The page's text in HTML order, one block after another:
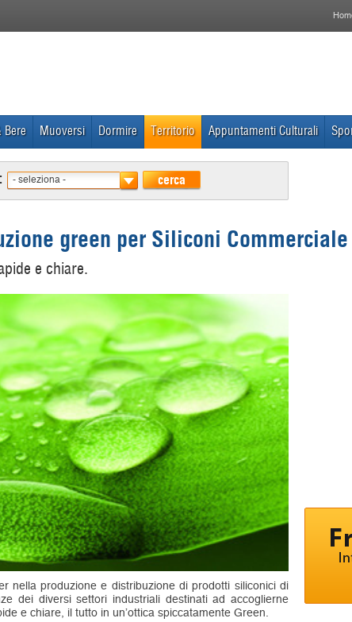
Bere Muoversi Dormire Territorio Appuntamenti Culturali
- seleziona - cerca
green per Siliconi Commerciale
e chiare.
nella produzione e distribuzione di prodotti siliconici di
dei diversi settori industriali destinati ad accoglierne
e chiare, il tutto in un’ottica spiccatamente Green.